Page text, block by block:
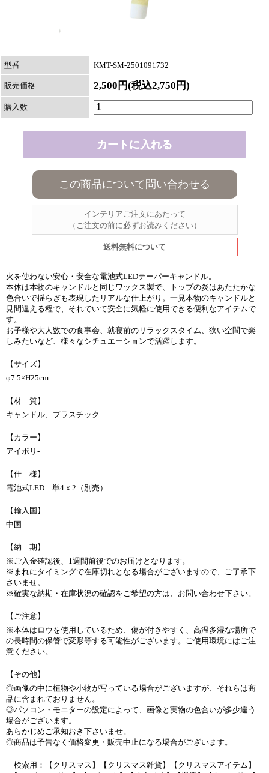
型番 KMT-SM-2501091732
販売価格 2,500円(税込2,750円)
購入数
この商品について問い合わせる
インテリアご注文にあたって
（ご注文の前に必ずお読みください）
送料無料について
火を使わない安心・安全な電池式LEDテーパーキャンドル。
本体は本物のキャンドルと同じワックス製で、トップの炎はあたたかな
色合いで揺らぎも表現したリアルな仕上がり。一見本物のキャンドルと
見間違える程で、それでいて安全に気軽に使用できる便利なアイテムで
す。
お子様や大人数での食事会、就寝前のリラックスタイム、狭い空間で楽
しみたいなど、様々なシチュエーションで活躍します。
【サイズ】
φ7.5×H25cm
【材 質】
キャンドル、プラスチック
【カラー】
アイボリ-
【仕 様】
電池式LED 単4ｘ2（別売）
【輸入国】
中国
【納 期】
※ご入金確認後、1週間前後でのお届けとなります。
※まれにタイミングで在庫切れとなる場合がございますので、ご了承下
さいませ。
※確実な納期・在庫状況の確認をご希望の方は、お問い合わせ下さい。
【ご注意】
※本体はロウを使用しているため、傷が付きやすく、高温多湿な場所で
の長時間の保管で変形等する可能性がございます。ご使用環境にはご注
意ください。
【その他】
◎画像の中に植物や小物が写っている場合がございますが、それらは商
品に含まれておりません。
◎パソコン・モニターの設定によって、画像と実物の色合いが多少違う
場合がございます。
あらかじめご承知おき下さいませ。
◎商品は予告なく価格変更・販売中止になる場合がございます。
検索用：【クリスマス】【クリスマス雑貨】【クリスマスアイテム】